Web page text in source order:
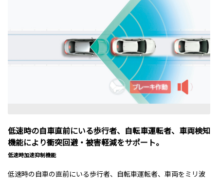
低速時の自車直前にいる歩行者、自転車運転者、車両検知
機能により衝突回避・被害軽減をサポート。
低速時加速抑制機能
低速時の自車の直前にいる歩行者、自転車運転者、車両をミリ波